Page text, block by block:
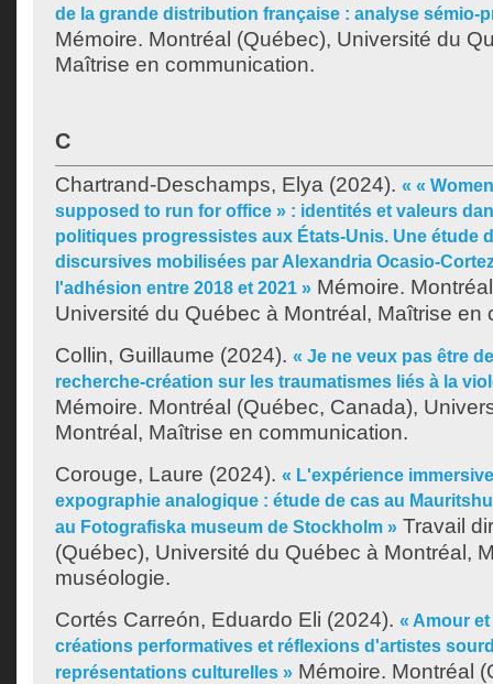
de la grande distribution française : analyse sémio-
Mémoire. Montréal (Québec), Université du
Maîtrise en communication.
C
Chartrand-Deschamps, Elya (2024). « «
supposed to run for office » : identités et valeurs
politiques progressistes aux États-Unis. Une étude
discursives mobilisées par Alexandria Ocasio-
l'adhésion entre 2018 et 2021 » Mémoire.
Université du Québec à Montréal, Maîtrise en
Collin, Guillaume (2024). « Je ne veux pas être
recherche-création sur les traumatismes liés à la
Mémoire. Montréal (Québec, Canada),
Montréal, Maîtrise en communication.
Corouge, Laure (2024). « L'expérience
expographie analogique : étude de cas au
au Fotografiska museum de Stockholm » Travail
(Québec), Université du Québec à Montréal,
muséologie.
Cortés Carreón, Eduardo Eli (2024). « Amour
créations performatives et réflexions d'artistes
représentations culturelles » Mémoire. Montréal